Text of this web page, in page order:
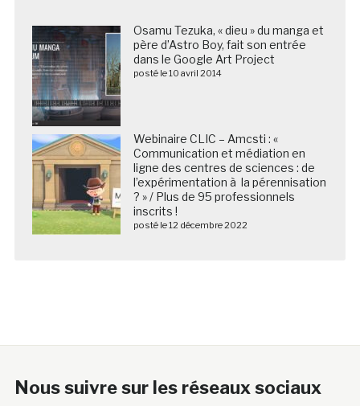
Osamu Tezuka, « dieu » du manga et
père d’Astro Boy, fait son entrée
dans le Google Art Project
posté le 10 avril 2014
Webinaire CLIC – Amcsti : «
Communication et médiation en
ligne des centres de sciences : de
l’expérimentation à la pérennisation
? » / Plus de 95 professionnels
inscrits !
posté le 12 décembre 2022
Nous suivre sur les réseaux sociaux